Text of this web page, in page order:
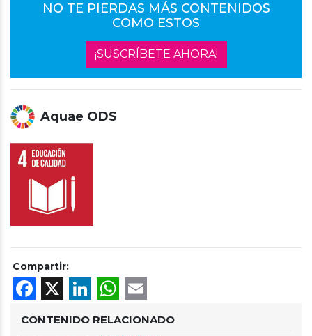
NO TE PIERDAS MÁS CONTENIDOS
COMO ESTOS
¡SUSCRÍBETE AHORA!
Aquae ODS
Compartir:
Facebook
X LinkedIn
WhatsApp
CONTENIDO RELACIONADO